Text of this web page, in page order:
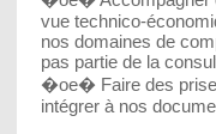
vue technico-
nos domaines de
pas partie de la
�oe� Faire des
intégrer à nos